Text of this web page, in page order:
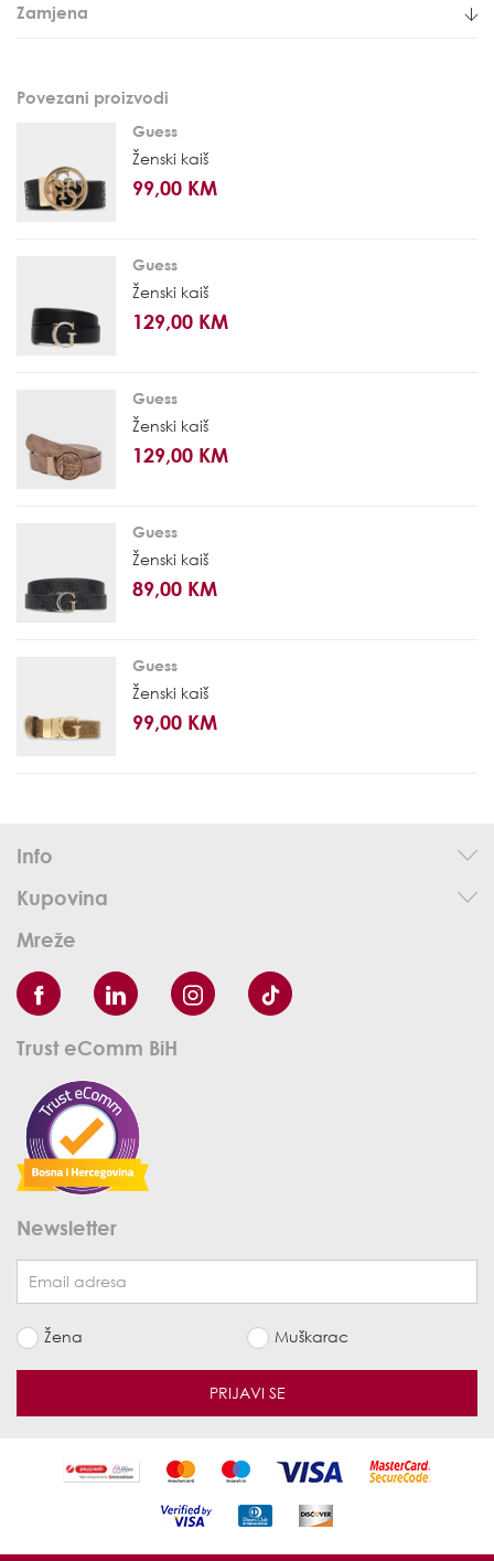
Zamjena
Povezani proizvodi
Guess
Ženski kaiš
99,00 KM
Guess
Ženski kaiš
129,00 KM
Guess
Ženski kaiš
129,00 KM
Guess
Ženski kaiš
89,00 KM
Guess
Ženski kaiš
99,00 KM
Info
Kupovina
Mreže
Trust eComm BiH
Newsletter
Žena Muškarac
PRIJAVI SE